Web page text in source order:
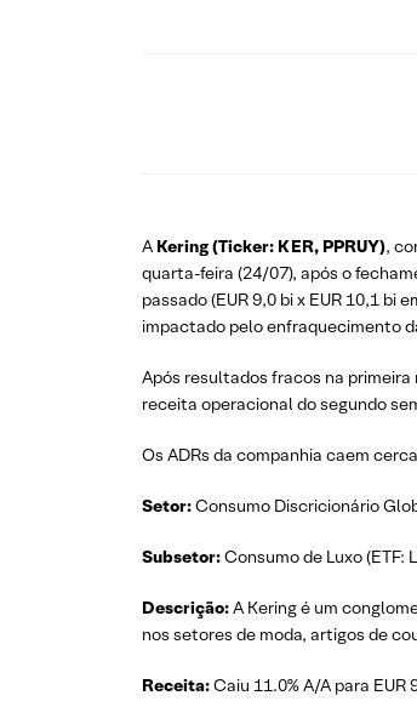
A Kering (Ticker: KER, PPRUY),
quarta-feira (24/07), após o
passado (EUR 9,0 bi x EUR 10,1 bi
impactado pelo enfraquecimento
Após resultados fracos na primeira
receita operacional do segundo
Os ADRs da companhia caem
Setor:Consumo Discricionário
Subsetor:Consumo de Luxo (ETF:
Descrição:A Kering é um
nos setores de moda, artigos de
Receita:Caiu 11.0% A/A para EUR